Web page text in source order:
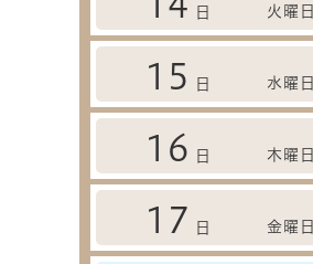
日 火曜日
15 日 水曜日
16 日 木曜日
17 日 金曜日